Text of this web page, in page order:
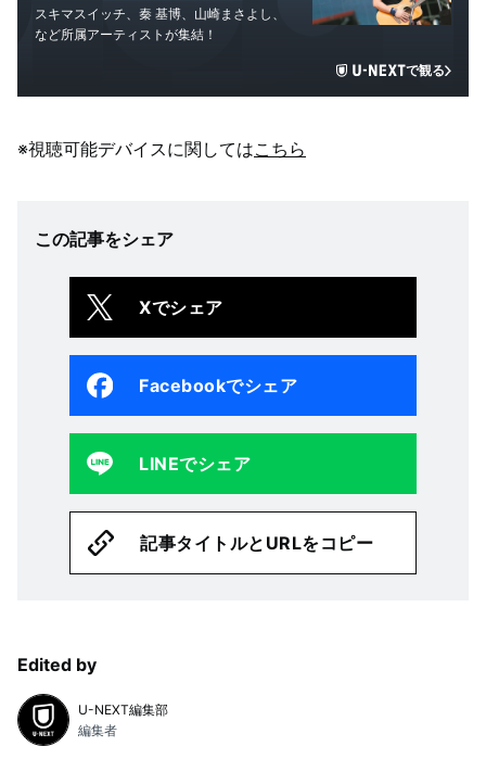
スキマスイッチ、秦 基博、山崎まさよし、
など所属アーティストが集結！
で観る
※視聴可能デバイスに関してはこちら
この記事をシェア
Xでシェア
Facebookでシェア
LINEでシェア
記事タイトルとURLをコピー
Edited by
U-NEXT編集部
編集者